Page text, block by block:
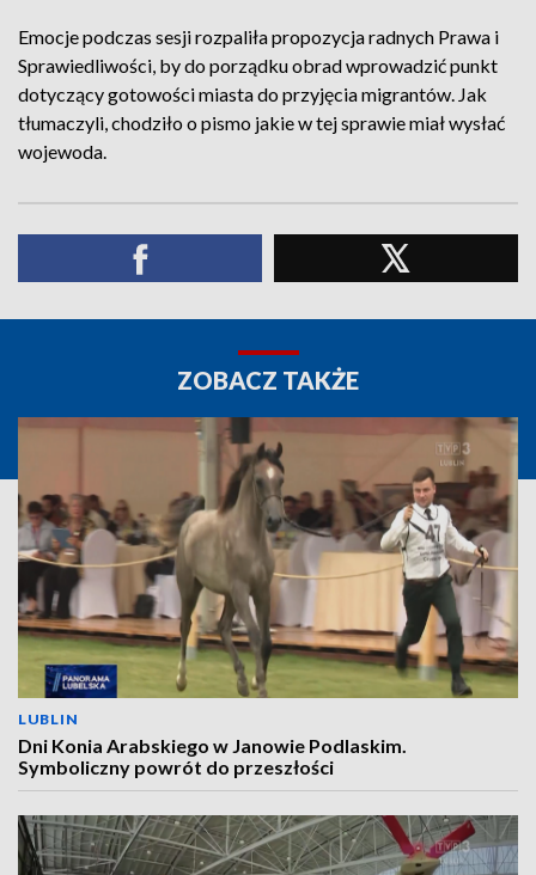
Emocje podczas sesji rozpaliła propozycja radnych Prawa i
Sprawiedliwości, by do porządku obrad wprowadzić punkt
dotyczący gotowości miasta do przyjęcia migrantów. Jak
tłumaczyli, chodziło o pismo jakie w tej sprawie miał wysłać
wojewoda.
ZOBACZ TAKŻE
LUBLIN
Dni Konia Arabskiego w Janowie Podlaskim.
Symboliczny powrót do przeszłości